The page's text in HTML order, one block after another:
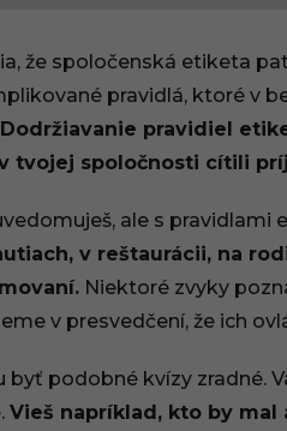
0
.
0
2
6
že spoločenská etiketa
pravidlá, ktoré v
Dodržiavanie pravidiel
tvojej spoločnosti cítili
ale s
v reštaurácii, na
Niektoré zvyky
v presvedčení, že ich
byť podobné kvízy zradné.
Vieš napríklad, kto by